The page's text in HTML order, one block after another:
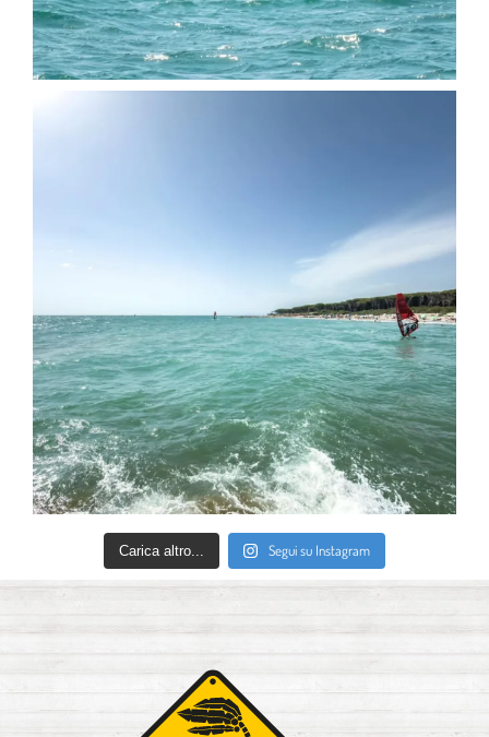
Carica altro... Segui su Instagram